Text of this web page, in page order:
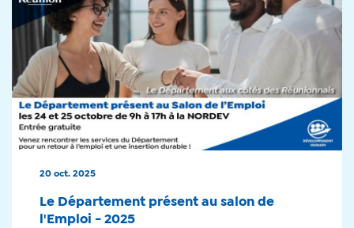
20 oct. 2025
Le Département présent au salon de
l'Emploi - 2025